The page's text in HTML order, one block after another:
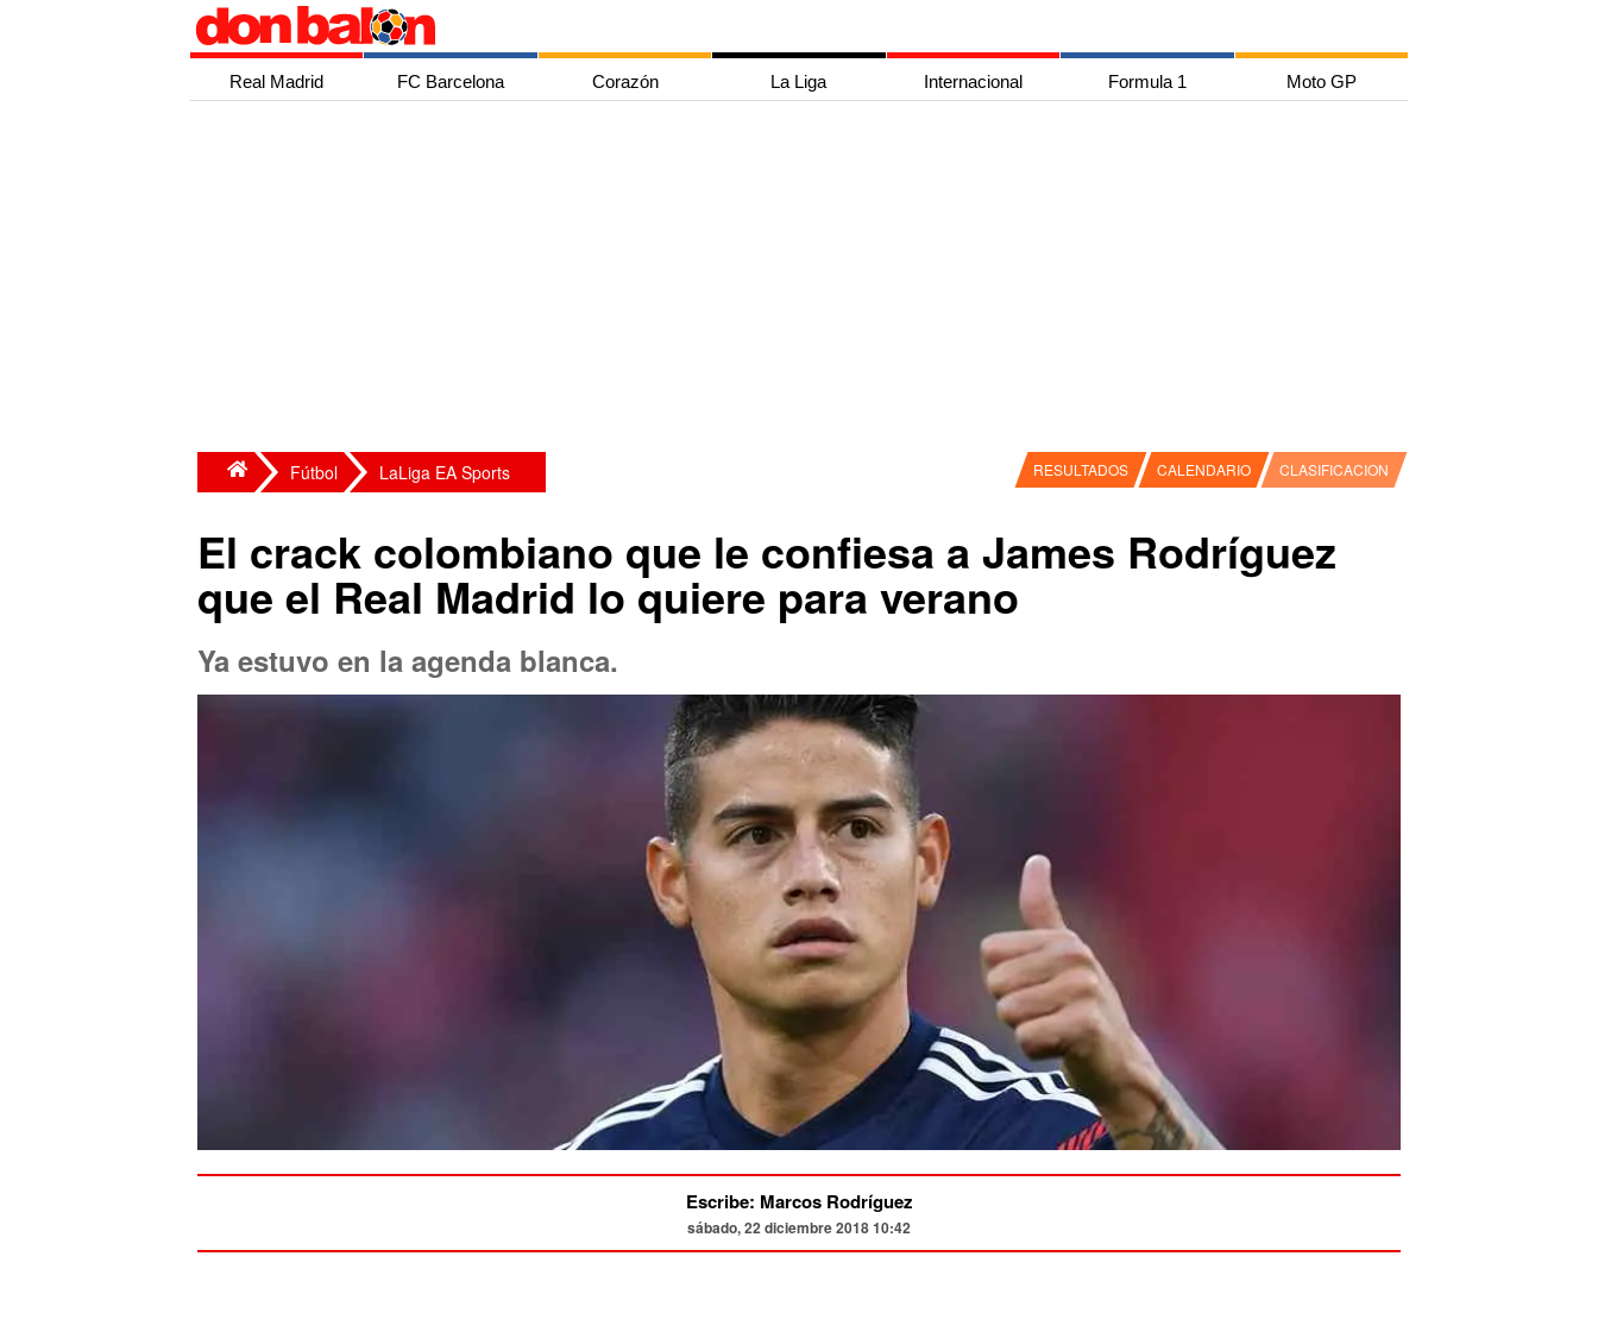
Real Madrid FC Barcelona Corazón La Liga Internacional Formula 1 Moto GP
Fútbol LaLiga EA Sports RESULTADOS CALENDARIO CLASIFICACION
El crack colombiano que le confiesa a James Rodríguez
que el Real Madrid lo quiere para verano
Ya estuvo en la agenda blanca.
Escribe: Marcos Rodríguez
sábado, 22 diciembre 2018 10:42